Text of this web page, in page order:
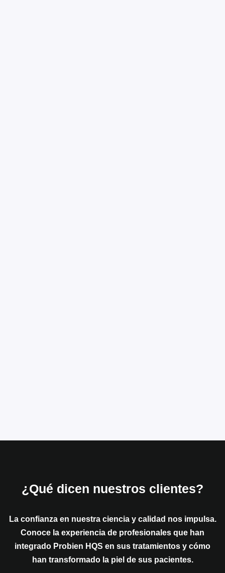
¿Qué dicen nuestros clientes?
La confianza en nuestra ciencia y calidad nos impulsa.
Conoce la experiencia de profesionales que han
integrado Probien HQS en sus tratamientos y cómo
han transformado la piel de sus pacientes.